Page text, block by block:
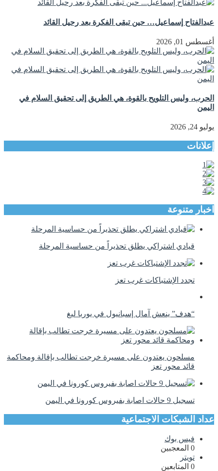
عبدالفتاح إسماعيل… حين تبقى الفكرة بعد رحيل القائد
أغسطس 01, 2026
الحرب، وليس التلويح بالقوة، هي الطريق إلى تحقيق السلام في
اليمن
يوليو 24, 2026
إعلانات
اخبار متنوعة
قيادي اشتراكي يطلق تحذيراً من حساسية المرحلة
تجدد الإشتباكات غرب تعز
“هدف” ينعش آمال إسبانيول في يوربا ليغ
مسلحون يعتدون على مسيرة خرجت تطالب بإقالة ومحاكمة
قائد محور تعز
تسجيل 9 حالات اصابة بفيروس كورونا في اليمن
عداد الشبكات الاجتماعية
فيس بوك
0 المعجبين
تويتر
0 المتابعين